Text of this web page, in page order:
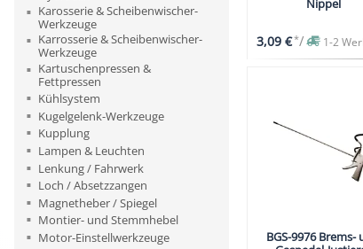
Karosserie & Scheibenwischer-
Werkzeuge
Karrosserie & Scheibenwischer-
Werkzeuge
Kartuschenpressen &
Fettpressen
Kühlsystem
Kugelgelenk-Werkzeuge
Kupplung
Lampen & Leuchten
Lenkung / Fahrwerk
Loch / Absetzzangen
Magnetheber / Spiegel
Montier- und Stemmhebel
Motor-Einstellwerkzeuge
Nippel
3,09 €*/ 1-2
BGS-9976 Brems-